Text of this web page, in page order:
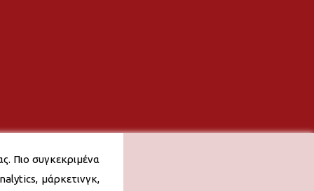
Πιο συγκεκριμένα
μάρκετινγκ,